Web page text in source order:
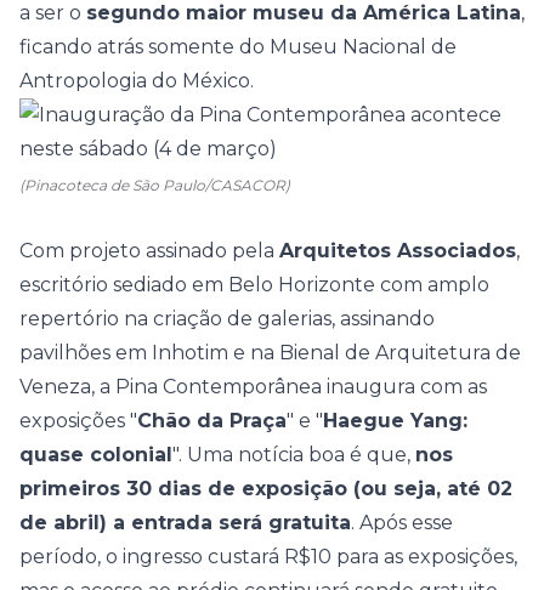
a ser o segundo maior museu da América Latina,
ficando atrás somente do Museu Nacional de
Antropologia do México.
(Pinacoteca de São Paulo/CASACOR)
Com projeto assinado pela Arquitetos Associados,
escritório sediado em Belo Horizonte com amplo
repertório na criação de galerias, assinando
pavilhões em Inhotim e na Bienal de Arquitetura de
Veneza, a Pina Contemporânea inaugura com as
exposições "Chão da Praça" e "Haegue Yang:
quase colonial". Uma notícia boa é que, nos
primeiros 30 dias de exposição (ou seja, até 02
de abril) a entrada será gratuita. Após esse
período, o ingresso custará R$10 para as exposições,